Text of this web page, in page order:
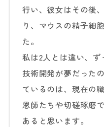
行い、彼女はその後
り、マウスの精子細
た。
私は2人とは違い、ず
技術開発が夢だった
ているのは、現在の
恩師たちや切磋琢磨
あると思います。